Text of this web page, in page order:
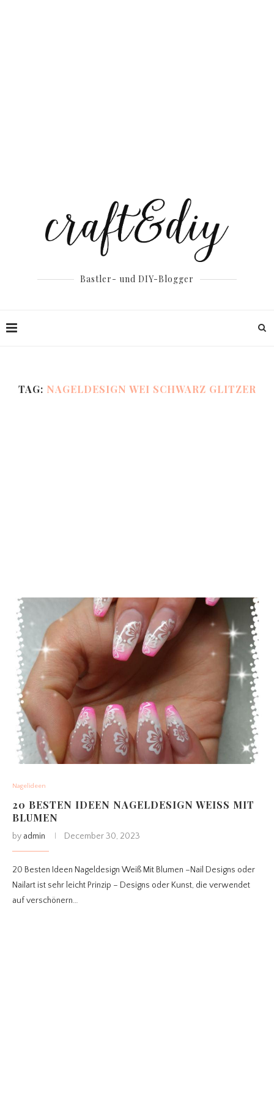
Bastler- und DIY-Blogger
TAG: NAGELDESIGN WEI SCHWARZ GLITZER
Nagelideen
20 BESTEN IDEEN NAGELDESIGN WEISS MIT B
LUMEN
by admin December 30, 2023
20 Besten Ideen Nageldesign Weiß Mit Blumen –Nail Designs oder
Nailart ist sehr leicht Prinzip – Designs oder Kunst, die verwendet
auf verschönern…